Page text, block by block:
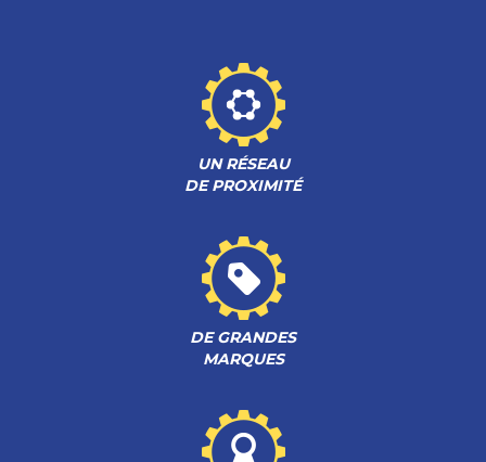
UN RÉSEAU
DE PROXIMITÉ
DE GRANDES
MARQUES